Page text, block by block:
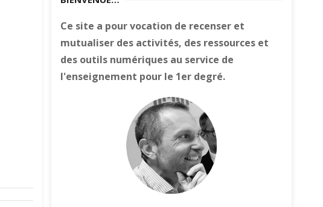
Ce site a pour vocation de recenser et
mutualiser des activités, des ressources et
des outils numériques au service de
l'enseignement pour le 1er degré.